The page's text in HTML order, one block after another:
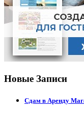
Новые Записи
Сдам в Аренду